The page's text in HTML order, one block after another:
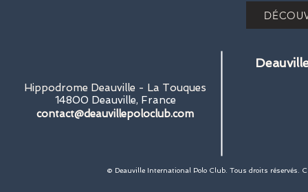
Hippodrome Deauville - La Touques
14800 Deauville, France
contact@deauvillepoloclub.com
© Deauville International Polo Club. Tous droits réservés.